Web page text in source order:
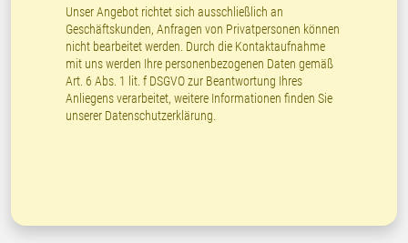
Unser Angebot richtet sich ausschließlich an
Geschäftskunden, Anfragen von Privatpersonen können
nicht bearbeitet werden. Durch die Kontaktaufnahme
mit uns werden Ihre personenbezogenen Daten gemäß
Art. 6 Abs. 1 lit. f DSGVO zur Beantwortung Ihres
Anliegens verarbeitet, weitere Informationen finden Sie
unserer Datenschutzerklärung